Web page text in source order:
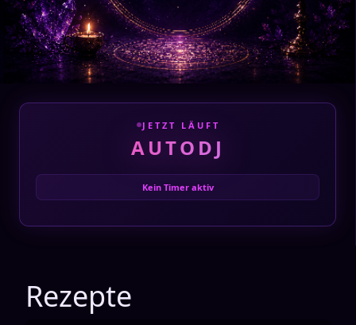
🎂 GEBURTSTAGE
28. Aug
JETZT LÄUFT
AUTODJ
Kein Timer aktiv
Rezepte